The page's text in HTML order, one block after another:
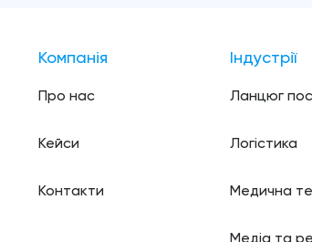
Компанія
Про нас
Кейси
Контакти
Індустрії
Ланцюг
Логістика
Медична